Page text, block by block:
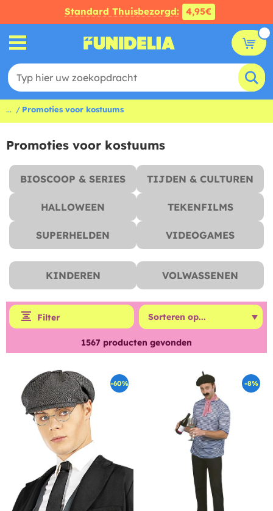
Standard Thuisbezorgd: 4,95€
... Promoties voor kostuums
Promoties voor kostuums
BIOSCOOP & SERIES TIJDEN & CULTUREN
HALLOWEEN TEKENFILMS
SUPERHELDEN VIDEOGAMES
KINDEREN VOLWASSENEN
Filter
1567 producten gevonden
-60% -8%